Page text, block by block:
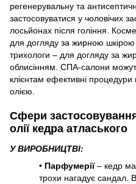
регенерувальну та
застосовуватися у чоловічих
лосьйонах після гоління.
для догляду за жирною шкірою
трихологи – для догляду за
облисінням. СПА-салони
клієнтам ефективні
олією.
Сфери
олії кедра атласького
У ВИРОБНИЦТВІ:
• Парфумерії– кедр
трохи нагадує сандал.